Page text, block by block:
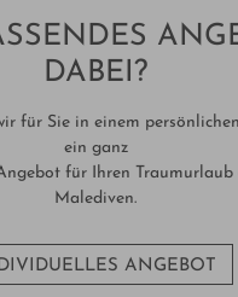
DABEI?
für Sie in einem
ein ganz
für Ihren Traumurlaub
Malediven.
ANGEBOT